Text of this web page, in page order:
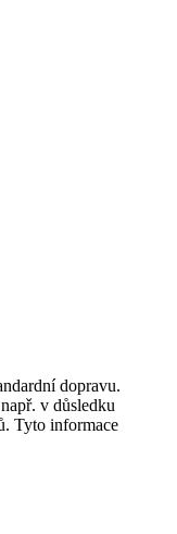
dopravu.
v důsledku
Tyto informace